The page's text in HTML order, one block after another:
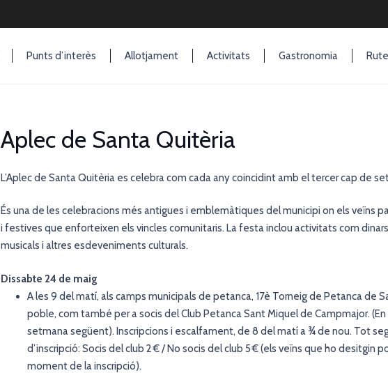
Punts d’interès Allotjament Activitats Gastronomia
Aplec de Santa Quitèria
L’Aplec de Santa Quitèria es celebra com cada any coincidint amb el tercer cap de
És una de les celebracions més antigues i emblemàtiques del municipi on els veïns
i festives que enforteixen els vincles comunitaris. La festa inclou activitats com
musicals i altres esdeveniments culturals.
Dissabte 24 de maig
A les 9 del matí, als camps municipals de petanca, 17è Torneig de Petanca de
poble, com també per a socis del Club Petanca Sant Miquel de Campmajor. (En
setmana següent). Inscripcions i escalfament, de 8 del matí a ¾ de nou. Tot
d’inscripció: Socis del club 2 € / No socis del club 5 € (els veïns que ho desitgin
moment de la inscripció).